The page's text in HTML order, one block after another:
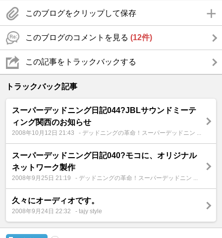
このブログをクリップして保存
このブログのコメントを見る (12件)
この記事をトラックバックする
トラックバック記事
スーパーデッドニング日記044?JBLサウンドミーテ
ィング関西のお知らせ
2008年10月12日 21:43 - デッドニングの革命！スーパーデッドニン ...
スーパーデッドニング日記040?モコに、オリジナル
ネットワーク製作
2008年9月25日 21:19 - デッドニングの革命！スーパーデッドニン ...
久々にオーディオです。
2008年9月24日 22:32 - tajy style